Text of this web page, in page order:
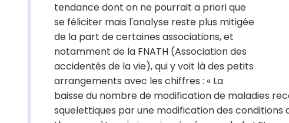
tendance dont on ne pourrait a priori que
se féliciter mais l'analyse reste plus mitigée
de la part de certaines associations, et
notamment de la FNATH (Association des
accidentés de la vie), qui y voit là des petits
arrangements avec les chiffres : « La
baisse du nombre de modification de maladies
squelettiques par une modification des conditions